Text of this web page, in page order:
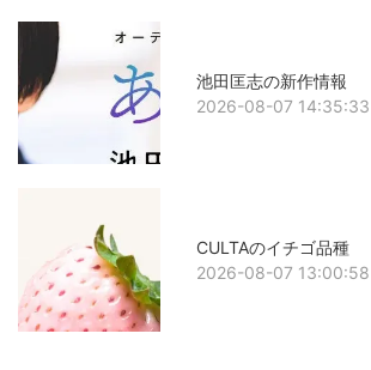
池田匡志の新作情報
2026-08-07 14:35:33
CULTAのイチゴ品種
2026-08-07 13:00:58